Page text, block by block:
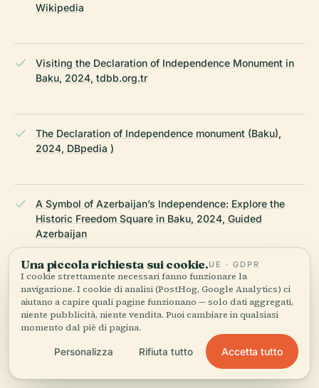
Wikipedia
Visiting the Declaration of Independence Monument in
Baku, 2024, tdbb.org.tr
The Declaration of Independence monument (Baku),
2024, DBpedia )
A Symbol of Azerbaijan’s Independence: Explore the
Historic Freedom Square in Baku, 2024, Guided
Azerbaijan
Milestones of Independence: The Azerbaijani
Perspective, 2024, MexicoHistorico
Azerbaijan Independence Day, 2024, Office Holidays
Una piccola richiesta sui cookie.UE · GDPR
I cookie strettamente necessari fanno funzionare la
navigazione. I cookie di analisi (PostHog, Google Analytics) ci
aiutano a capire quali pagine funzionano — solo dati aggregati,
niente pubblicità, niente vendita. Puoi cambiare in qualsiasi
momento dal piè di pagina.
Personalizza Rifiuta tutto Accetta tutto